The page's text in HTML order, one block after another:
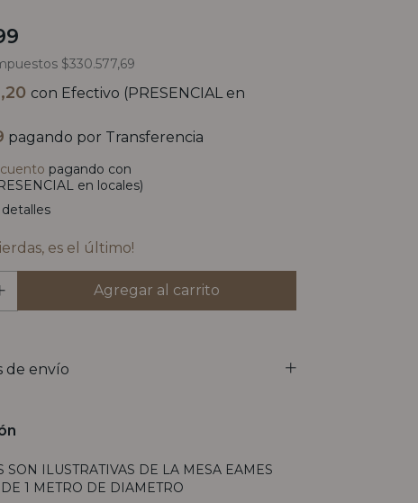
$330.577,69
con Efectivo (PRESENCIAL en
pagando por Transferencia
pagando con
en locales)
es el último!
de envío
SON ILUSTRATIVAS DE LA MESA EAMES
1 METRO DE DIAMETRO